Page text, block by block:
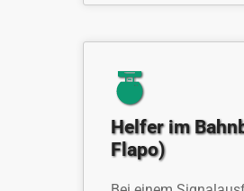
Helfer im
Flapo)